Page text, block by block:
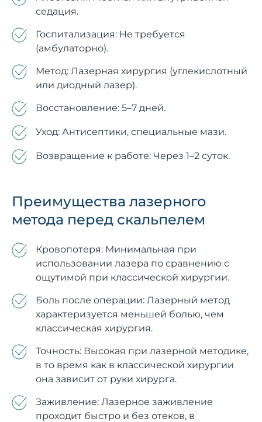
седация.
Госпитализация: Не требуется
(амбулаторно).
Метод: Лазерная хирургия (углекислотный
или диодный лазер).
Восстановление: 5–7 дней.
Уход: Антисептики, специальные мази.
Возвращение к работе: Через 1–2 суток.
Преимущества лазерного
метода перед скальпелем
Кровопотеря: Минимальная при
использовании лазера по сравнению с
ощутимой при классической хирургии.
Боль после операции: Лазерный метод
характеризуется меньшей болью, чем
классическая хирургия.
Точность: Высокая при лазерной методике,
в то время как в классической хирургии
она зависит от руки хирурга.
Заживление: Лазерное заживление
проходит быстро и без отеков, в